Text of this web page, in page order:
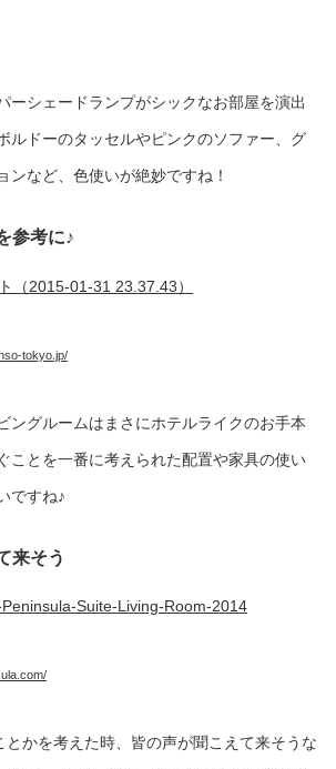
ーシェードランプがシックなお部屋を演出
ルドーのタッセルやピンクのソファー、グ
ンなど、色使いが絶妙ですね！
参考に♪
tokyo.jp/
ングルームはまさにホテルライクのお手本
ことを一番に考えられた配置や家具の使い
ですね♪
来そう
とかを考えた時、皆の声が聞こえて来そうな